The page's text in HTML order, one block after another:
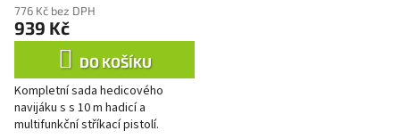
776 Kč bez DPH
939 Kč
DO KOŠÍKU
Kompletní sada hedicového
navijáku s s 10 m hadicí a
multifunkční stříkací pistolí.